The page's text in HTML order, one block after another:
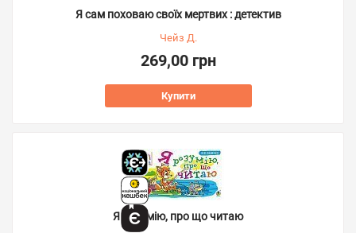
Я сам поховаю своїх мертвих : детектив
Чейз Д.
269,00 грн
Купити
Я розумію, про що читаю